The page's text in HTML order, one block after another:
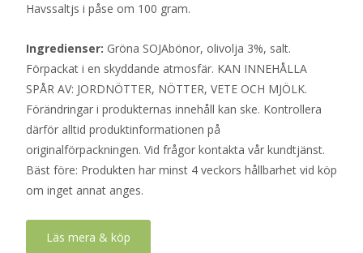
Havssaltjs i påse om 100 gram.
Ingredienser: Gröna SOJAbönor, olivolja 3%, salt.
Förpackat i en skyddande atmosfär. KAN INNEHÅLLA
SPÅR AV: JORDNÖTTER, NÖTTER, VETE OCH MJÖLK.
Förändringar i produkternas innehåll kan ske. Kontrollera
därför alltid produktinformationen på
originalförpackningen. Vid frågor kontakta vår kundtjänst.
Bäst före: Produkten har minst 4 veckors hållbarhet vid köp
om inget annat anges.
Läs mera & köp